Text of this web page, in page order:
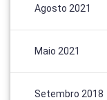
Agosto 2021
Maio 2021
Setembro 2018